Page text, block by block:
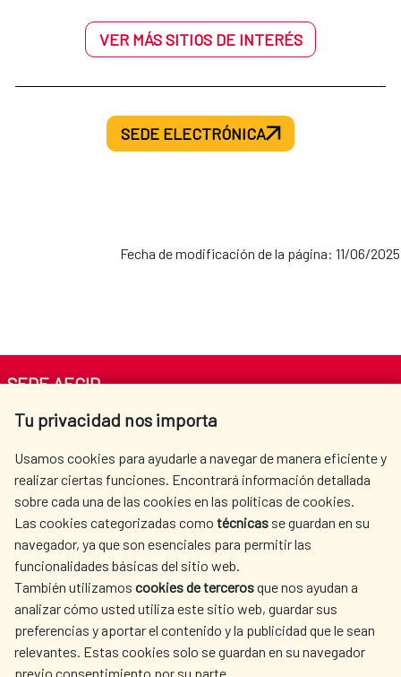
VER MÁS SITIOS DE INTERÉS
SEDE ELECTRÓNICA
Fecha de modificación de la página: 11/06/2025
Tu privacidad nos importa
Usamos cookies para ayudarle a navegar de manera eficiente y
realizar ciertas funciones. Encontrará información detallada
sobre cada una de las cookies en las políticas de cookies.
Las cookies categorizadas como técnicas se guardan en su
navegador, ya que son esenciales para permitir las
funcionalidades básicas del sitio web.
También utilizamos cookies de tercerosque nos ayudan a
analizar cómo usted utiliza este sitio web, guardar sus
preferencias y aportar el contenido y la publicidad que le sean
relevantes. Estas cookies solo se guardan en su navegador
previo consentimiento por su parte.
SEDE AECID
Av. Reyes Católicos 4 - 28040 Madrid
centro.informacion@aecid.es
LA AECID
DÓNDE COOPERAMOS
ACCIÓN HUMANITARIA
SALA DE PRENSA
CULTURA Y CIENCIA
BIBLIOTECA